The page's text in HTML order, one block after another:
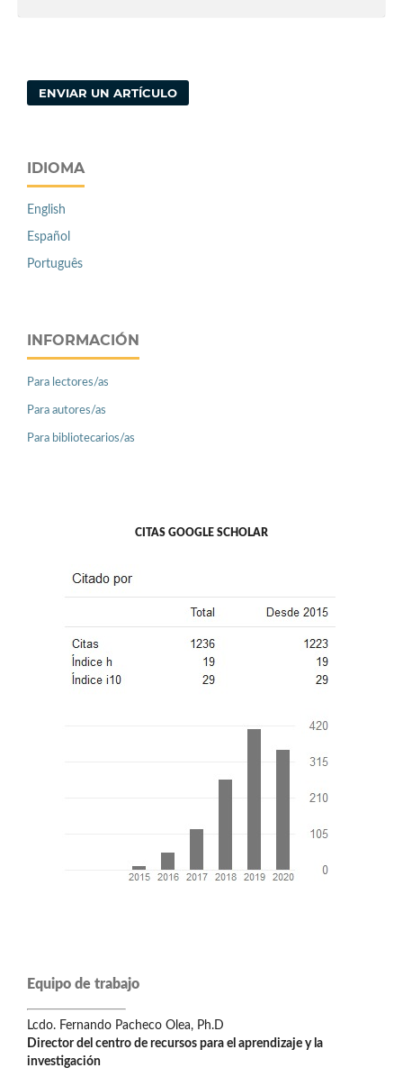
ENVIAR UN ARTÍCULO
IDIOMA
English
Español
Português
INFORMACIÓN
Para lectores/as
Para autores/as
Para bibliotecarios/as
CITAS GOOGLE SCHOLAR
Equipo de trabajo
Lcdo. Fernando Pacheco Olea, Ph.D
Director del centro de recursos para el aprendizaje y la
investigación